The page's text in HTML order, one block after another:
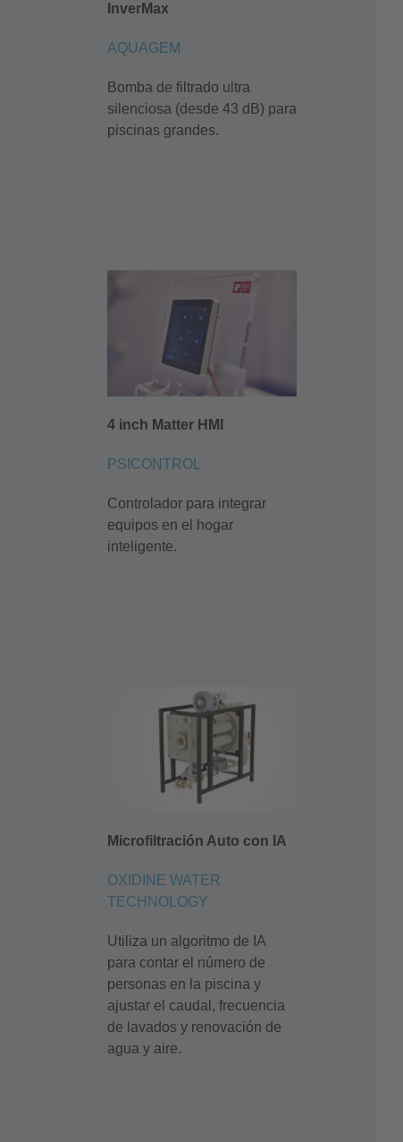
InverMax
AQUAGEM
Bomba de filtrado ultra
silenciosa (desde 43 dB) para
piscinas grandes.
4 inch Matter HMI
PSICONTROL
Controlador para integrar
equipos en el hogar
inteligente.
Microfiltración Auto con IA
OXIDINE WATER
TECHNOLOGY
Utiliza un algoritmo de IA
para contar el número de
personas en la piscina y
ajustar el caudal, frecuencia
de lavados y renovación de
agua y aire.